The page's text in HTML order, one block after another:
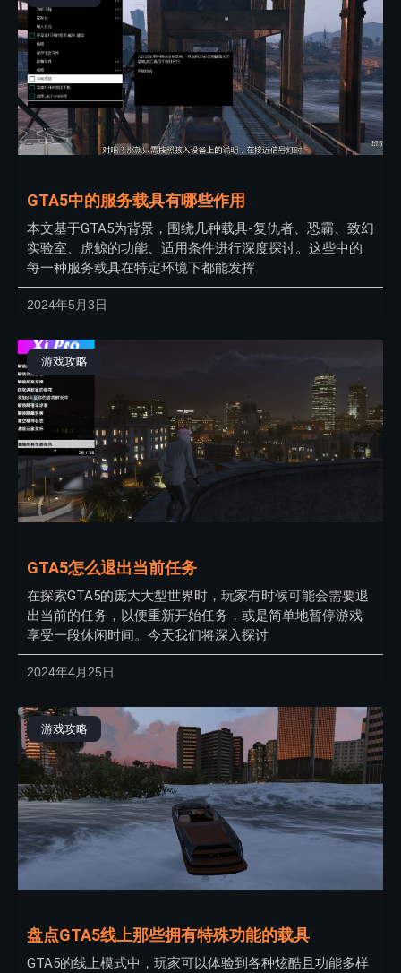
GTA5中的服务载具有哪些作用
本文基于GTA5为背景，围绕几种载具-复仇者、恐霸、致幻
实验室、虎鲸的功能、适用条件进行深度探讨。这些中的
每一种服务载具在特定环境下都能发挥
2024年5月3日
游戏攻略
GTA5怎么退出当前任务
在探索GTA5的庞大大型世界时，玩家有时候可能会需要退
出当前的任务，以便重新开始任务，或是简单地暂停游戏
享受一段休闲时间。今天我们将深入探讨
2024年4月25日
游戏攻略
盘点GTA5线上那些拥有特殊功能的载具
GTA5的线上模式中，玩家可以体验到各种炫酷且功能多样